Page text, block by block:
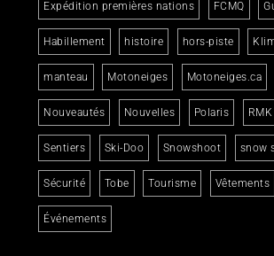
Expédition premières nations FCMQ
Habillement histoire hors-piste
manteau Motoneiges Motoneiges.ca
Nouveautés Nouvelles Polaris
Sentiers Ski-Doo Snowshoot snow
Sécurité Tobe Tourisme Vêtements
Événements